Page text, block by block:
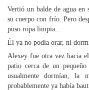
Vertió un balde de agua
su cuerpo con frío. Pero
puso ropa limpia…
Él ya no podía orar, ni
Alexey fue otra vez hacia
patio cerca de un
usualmente dormían, la
probablemente ya había